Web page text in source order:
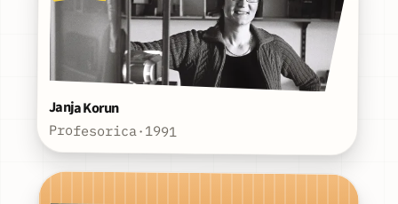
Janja Korun
Profesorica·1991